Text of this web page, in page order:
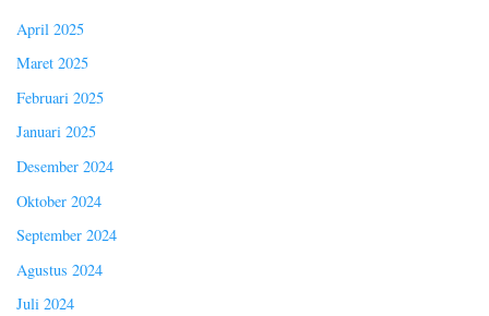
April 2025
Maret 2025
Februari 2025
Januari 2025
Desember 2024
Oktober 2024
September 2024
Agustus 2024
Juli 2024